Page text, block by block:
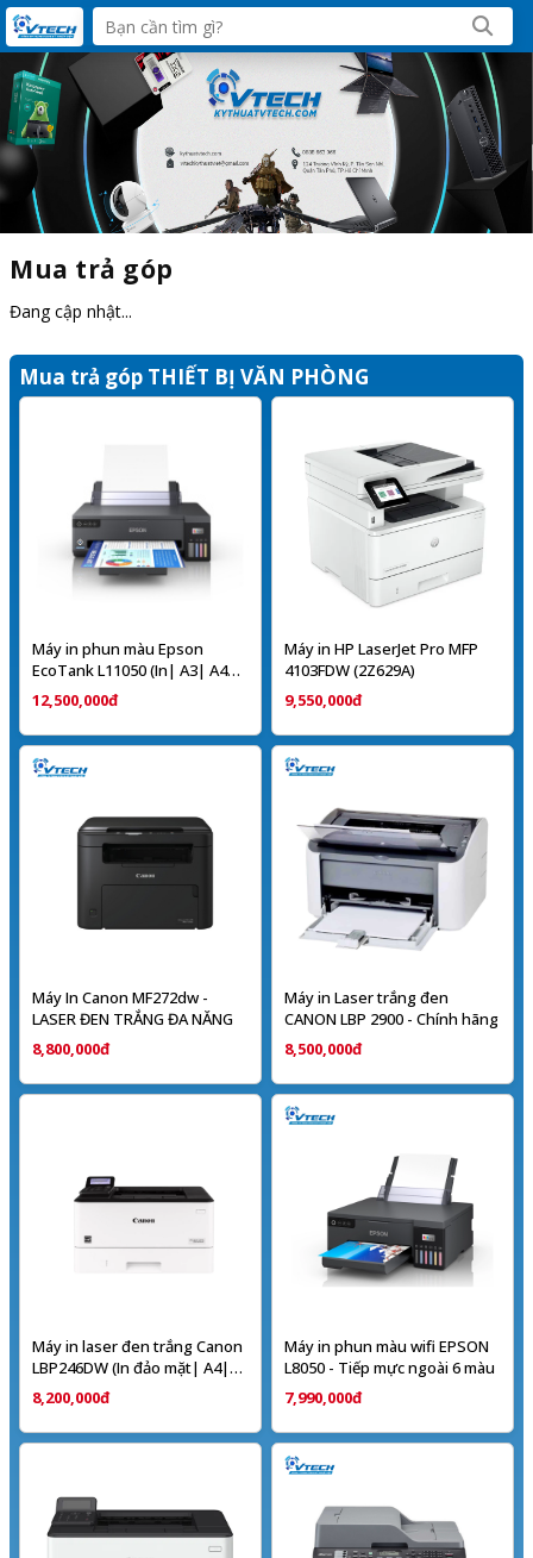
Mua trả góp
Đang cập nhật...
Mua trả góp THIẾT BỊ VĂN PHÒNG
Máy in phun màu Epson
EcoTank L11050 (In| A3| A4|
USB| WIFI)
12,500,000đ
Máy in HP LaserJet Pro MFP
4103FDW (2Z629A)
9,550,000đ
Máy In Canon MF272dw -
LASER ĐEN TRẮNG ĐA NĂNG
8,800,000đ
Máy in Laser trắng đen
CANON LBP 2900 - Chính hãng
8,500,000đ
Máy in laser đen trắng Canon
LBP246DW (In đảo mặt| A4|
A5| USB| LAN| WIFI) - Chính
hãng
8,200,000đ
Máy in phun màu wifi EPSON
L8050 - Tiếp mực ngoài 6 màu
7,990,000đ